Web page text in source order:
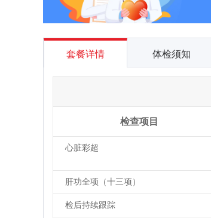
套餐详情 体检须知
检查项目
心脏彩超
肝功全项（十三项）
检后持续跟踪